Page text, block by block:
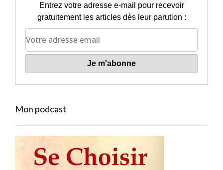
Entrez votre adresse e-mail pour recevoir
gratuitement les articles dès leur parution :
Mon podcast